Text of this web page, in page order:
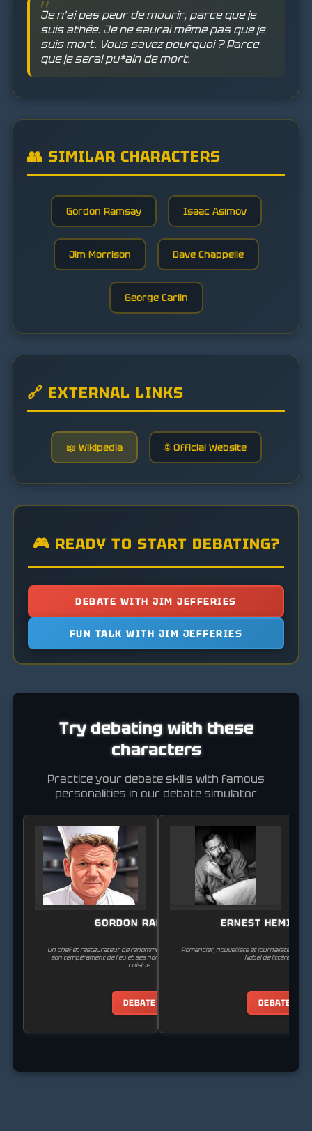
Je n'ai pas peur de mourir, parce que je
suis athée. Je ne saurai même pas que je
suis mort. Vous savez pourquoi ? Parce
que je serai pu*ain de mort.
👥 SIMILAR CHARACTERS
Gordon Ramsay Isaac Asimov
Jim Morrison Dave Chappelle
George Carlin
🔗 EXTERNAL LINKS
📖 Wikipedia 🌐 Official Website
🎮 READY TO START DEBATING?
DEBATE WITH JIM JEFFERIES
FUN TALK WITH JIM JEFFERIES
Try debating with these
characters
Practice your debate skills with famous
personalities in our debate simulator
GORDON RAMSAY
Un chef et restaurateur de renommée mondiale, célèbre pour
son tempérament de feu et ses normes intransigeantes en
cuisine.
DEBATE
ERNEST
Romancier, nouvelliste et journaliste
Nobel de littérature.
DEBATE